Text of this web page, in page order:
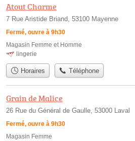
Atout Charme
7 Rue Aristide Briand, 53100 Mayenne
Fermé, ouvre à 9h30
Magasin Femme et Homme
lingerie
Horaires Téléphone
Grain de Malice
26 Rue du Général de Gaulle, 53000 Laval
Fermé, ouvre à 9h30
Magasin Femme